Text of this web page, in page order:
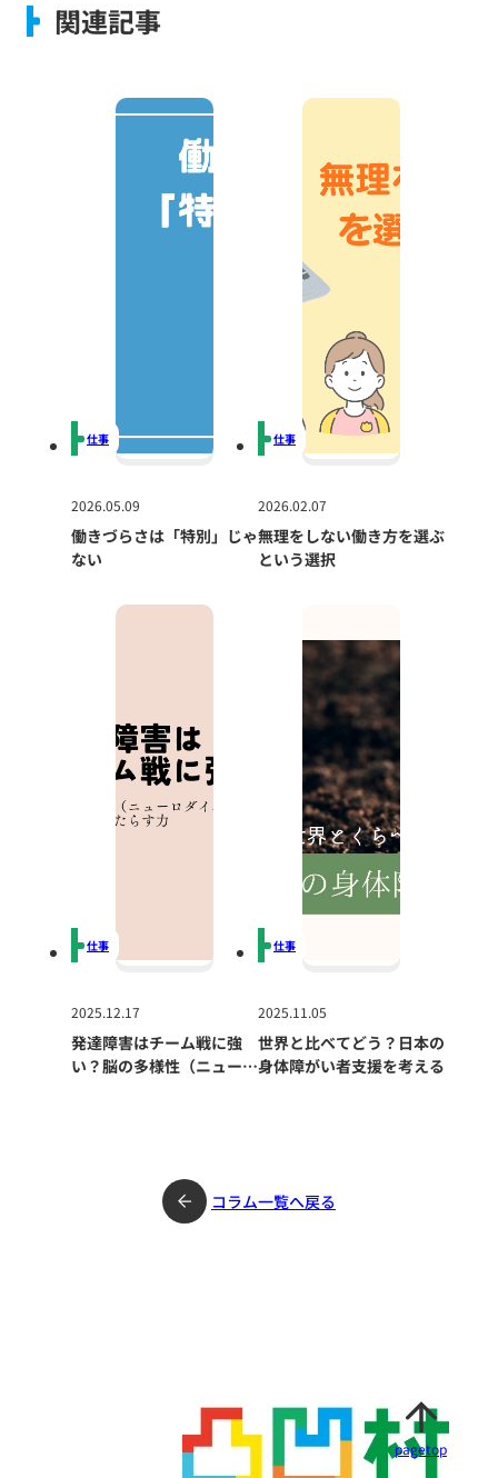
関連記事
2026.05.09
働きづらさは「特別」じゃ
ない
仕事
2026.02.07
無理をしない働き方を選ぶ
という選択
仕事
2025.12.17
発達障害はチーム戦に強
い？脳の多様性（ニューロ
仕事
2025.11.05
世界と比べてどう？日本の
身体障がい者支援を考える
仕事
コラム一覧へ戻る
pagetop